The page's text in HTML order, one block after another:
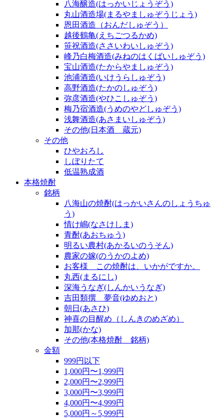
八海醸造(はっかいじょうぞう)
丸山酒造場(まるやましゅぞうじょう)
恩田酒造（おんだしゅぞう）
越後鶴亀(えちごつるかめ)
笹祝酒造(ささいわいしゅぞう)
峰乃白梅酒造(みねのはくばいしゅぞう)
宝山酒造(たからやましゅぞう)
池浦酒造(いけうらしゅぞう)
高野酒造(たかのしゅぞう)
弥彦酒造(やひこしゅぞう)
梅乃宿酒造(うめのやどしゅぞう)
浅舞酒造(あさまいしゅぞう)
その他(日本酒 蔵元)
その他
ひやおろし
しぼりたて
低温熟成酒
本格焼酎
銘柄
八海山の焼酎(はっかいさんのしょうちゅ
う)
情け嶋(なさけしま)
青酎(あおちゅう)
明るい農村(あかるいのうそん)
農家の嫁(のうかのよめ)
お客様 この焼酎は、いかがですか。
丸西(まるにし)
深海うなぎ(しんかいうなぎ)
吉田類撰 夢音(ゆめおと)
朝日(あさひ)
神喜の目醒め（しんきのめざめ）
加那(かな)
その他(本格焼酎 銘柄)
金額
999円以下
1,000円〜1,999円
2,000円〜2,999円
3,000円〜3,999円
4,000円〜4,999円
5,000円～5,999円